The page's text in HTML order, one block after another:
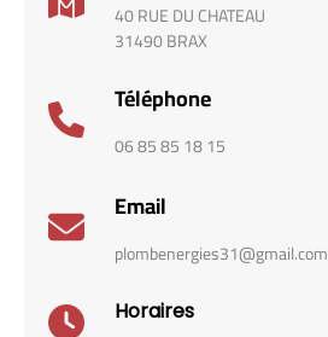
40 RUE DU CHATEAU
31490 BRAX
Téléphone
06 85 85 18 15
Email
plombenergies31@gmail.com
Horaires